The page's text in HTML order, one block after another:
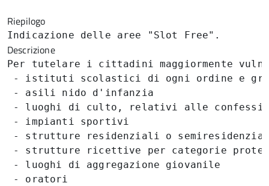
Riepilogo
Indicazione delle aree "Slot Free".
Descrizione
Per tutelare i cittadini maggiormente
- istituti scolastici di ogni ordine e
- asili nido d'infanzia
- luoghi di culto, relativi alle
- impianti sportivi
- strutture residenziali o
- strutture ricettive per categorie
- luoghi di aggregazione giovanile
- oratori